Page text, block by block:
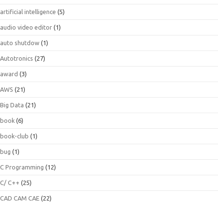
artificial intelligence (5)
audio video editor (1)
auto shutdow (1)
Autotronics (27)
award (3)
AWS (21)
Big Data (21)
book (6)
book-club (1)
bug (1)
C Programming (12)
C/ C++ (25)
CAD CAM CAE (22)